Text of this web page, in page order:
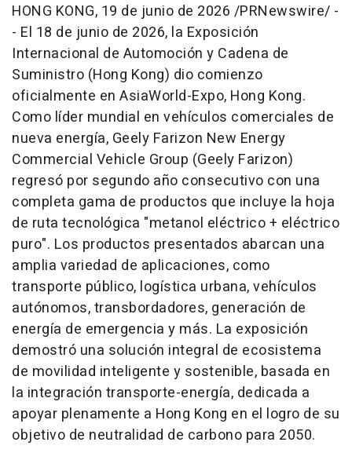
HONG KONG, 19 de junio de 2026 /PRNewswire/ -
- El 18 de junio de 2026, la Exposición
Internacional de Automoción y Cadena de
Suministro (Hong Kong) dio comienzo
oficialmente en AsiaWorld-Expo, Hong Kong.
Como líder mundial en vehículos comerciales de
nueva energía, Geely Farizon New Energy
Commercial Vehicle Group (Geely Farizon)
regresó por segundo año consecutivo con una
completa gama de productos que incluye la hoja
de ruta tecnológica "metanol eléctrico + eléctrico
puro". Los productos presentados abarcan una
amplia variedad de aplicaciones, como
transporte público, logística urbana, vehículos
autónomos, transbordadores, generación de
energía de emergencia y más. La exposición
demostró una solución integral de ecosistema
de movilidad inteligente y sostenible, basada en
la integración transporte-energía, dedicada a
apoyar plenamente a Hong Kong en el logro de su
objetivo de neutralidad de carbono para 2050.